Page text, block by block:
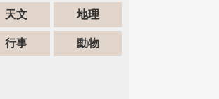
天文 地理
行事 動物